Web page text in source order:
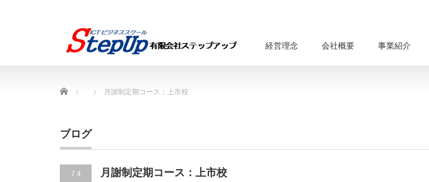
経営理念 会社概要 事業紹介
Home 月謝制定期コース：上市校
ブログ
7.4
月謝制定期コース：上市校